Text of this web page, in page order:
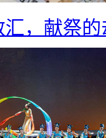
，献祭